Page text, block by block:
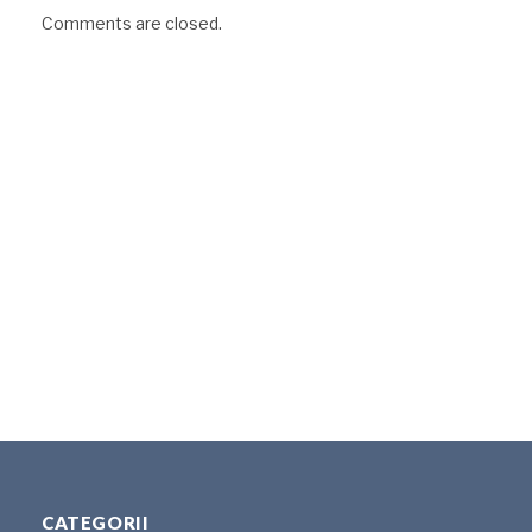
Comments are closed.
CATEGORII